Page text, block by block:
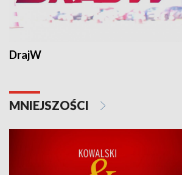
DrajW
MNIEJSZOŚCI